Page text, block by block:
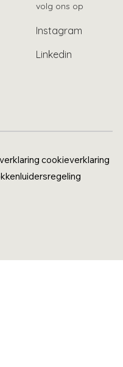
volg ons op
Instagram
Linkedin
cookieverklaring